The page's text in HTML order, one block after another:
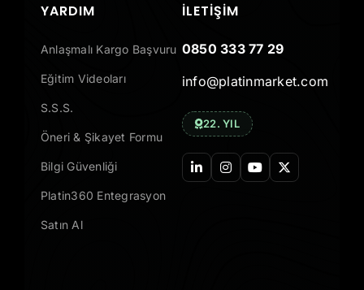
YARDIM
Anlaşmalı Kargo Başvuru
Eğitim Videoları
S.S.S.
Öneri & Şikayet Formu
Bilgi Güvenliği
Platin360 Entegrasyon
Satın Al
İLETIŞIM
0850 333 77 29
info@platinmarket.com
22. YIL